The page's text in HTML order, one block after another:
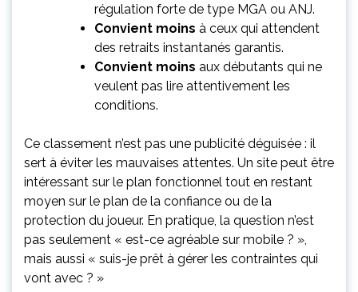
régulation forte de type MGA ou ANJ.
Convient moins à ceux qui attendent
des retraits instantanés garantis.
Convient moins aux débutants qui ne
veulent pas lire attentivement les
conditions.
Ce classement n’est pas une publicité déguisée : il
sert à éviter les mauvaises attentes. Un site peut être
intéressant sur le plan fonctionnel tout en restant
moyen sur le plan de la confiance ou de la
protection du joueur. En pratique, la question n’est
pas seulement « est-ce agréable sur mobile ? »,
mais aussi « suis-je prêt à gérer les contraintes qui
vont avec ? »